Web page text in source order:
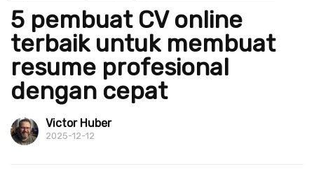
5 pembuat CV online
terbaik untuk membuat
resume profesional
dengan cepat
Victor Huber
2025-12-12